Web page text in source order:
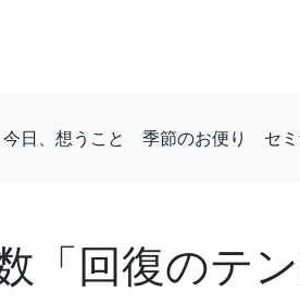
今日、想うこと 季節のお便り セ
「回復のテ